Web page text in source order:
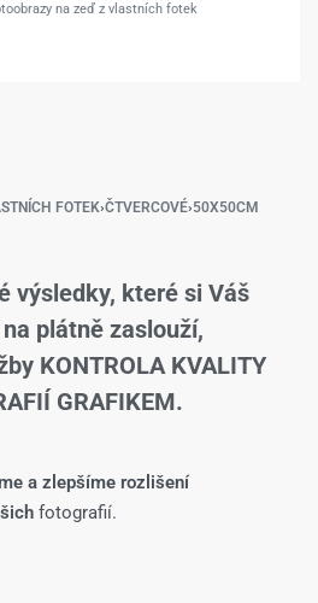
na zeď z vlastních fotek
FOTEK›ČTVERCOVÉ›50X50CM
výsledky, které si Váš
plátně zaslouží,
KONTROLA KVALITY
GRAFIKEM.
a zlepšíme rozlišení
fotografií.